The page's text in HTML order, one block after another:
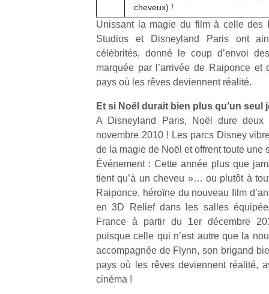
cheveux) !
Unissant la magie du film à celle des
Studios et Disneyland Paris ont
célébrités, donné le coup d’envoi
marquée par l’arrivée de Raiponce
pays où les rêves deviennent réalité.
Et si Noël durait bien plus qu’un seul
A Disneyland Paris, Noël dure
novembre 2010 ! Les parcs Disney
de la magie de Noël et offrent toute une
Événement : Cette année plus que
tient qu’à un cheveu »… ou plutôt à
Raiponce, héroïne du nouveau film
en 3D Relief dans les salles
France à partir du 1er décembre
puisque celle qui n’est autre que la
accompagnée de Flynn, son brigand
pays où les rêves deviennent réalité,
cinéma !
une
nouvelle
trottinette
mécanique
Beeper
Les
enfants
débordent
souvent
d’énergie.
Varier les
occupations
n’est pas
Des
trampolines
pour les
grands et
les petits !
Durant les
vacances
estivales
et avec le
retour des
beaux
jours, c’est
l’occasion